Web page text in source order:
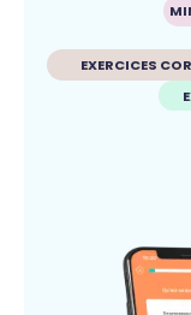
EXERCICES